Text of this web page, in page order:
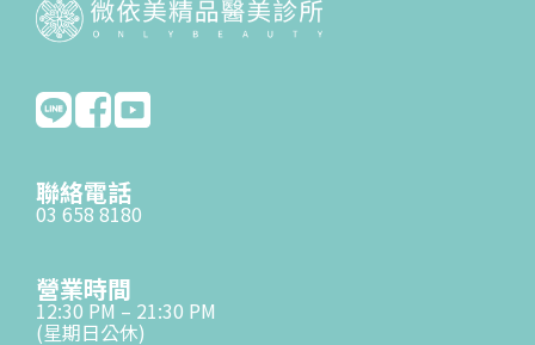
聯絡電話
03 658 8180
營業時間
12:30 PM – 21:30 PM
(星期日公休)